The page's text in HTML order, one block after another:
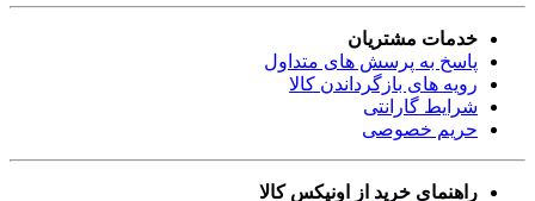
خدمات مشتریان
پاسخ به پرسش های متداول
رویه های بازگرداندن کالا
شرایط گارانتی
حریم خصوصی
راهنمای خرید از اونیکس کالا